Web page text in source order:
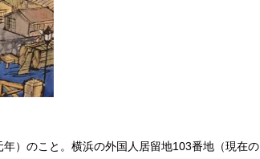
）のこと。横浜の外国人居留地103番地（現在の